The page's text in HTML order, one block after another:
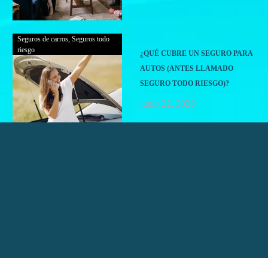
Seguros de carros, Seguros todo
riesgo
¿QUÉ CUBRE UN SEGURO PARA
AUTOS (ANTES LLAMADO
SEGURO TODO RIESGO)?
junio 22, 2026